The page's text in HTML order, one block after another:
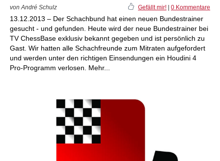
von André Schulz Gefällt mir! 0 Kommentare
13.12.2013 – Der Schachbund hat einen neuen Bundestrainer
gesucht - und gefunden. Heute wird der neue Bundestrainer bei
TV ChessBase exklusiv bekannt gegeben und ist persönlich zu
Gast. Wir hatten alle Schachfreunde zum Mitraten aufgefordert
und werden unter den richtigen Einsendungen ein Houdini 4
Pro-Programm verlosen. Mehr...